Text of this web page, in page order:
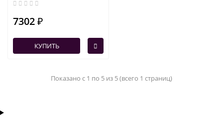
7302 ₽
КУПИТЬ
Показано с 1 по 5 из 5 (всего 1 страниц)